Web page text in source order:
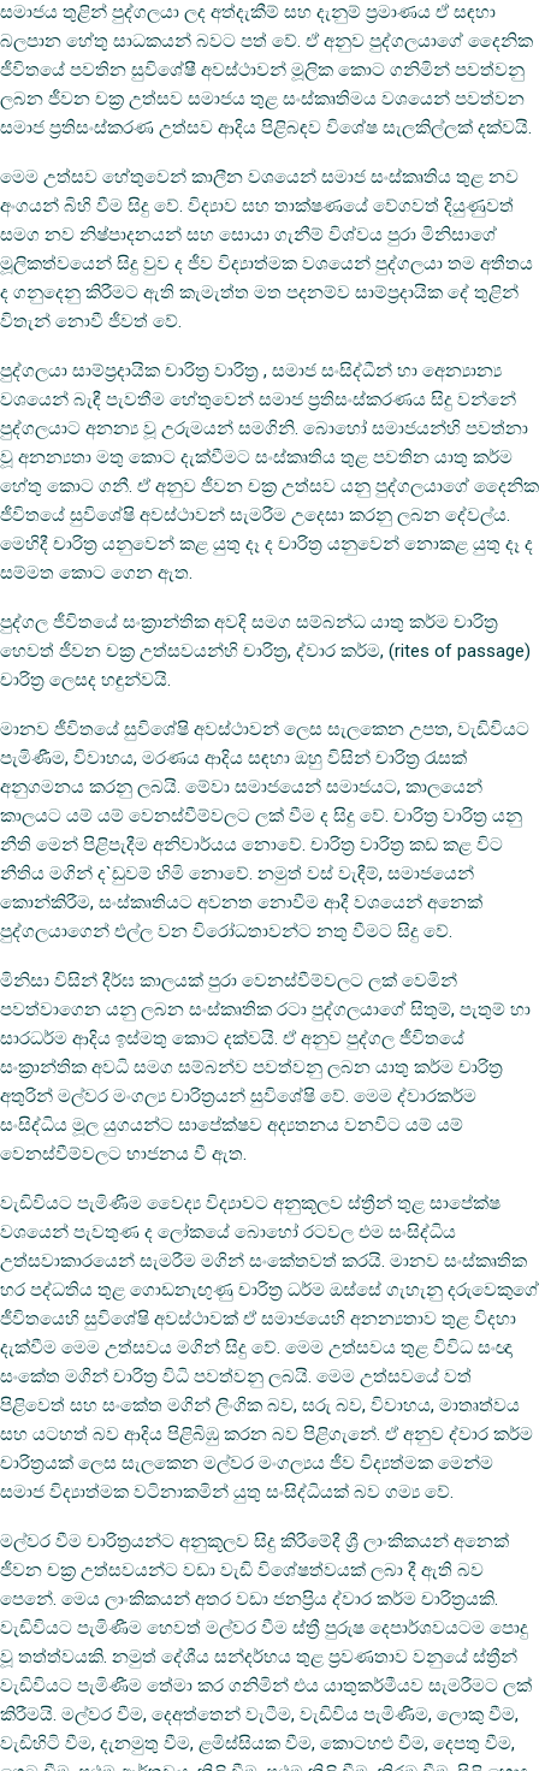
සමාජය තුළින් පුද්ගලයා ලද අත්දැකීම් සහ දැනුම් ප්‍රමාණය ඒ සඳහා
බලපාන හේතු සාධකයන් බවට පත් වේ. ඒ අනුව පුද්ගලයාගේ දෛනික
ජීවිතයේ පවතින සුවිශේෂී අවස්‌ථාවන් මූලික කොට ගනිමින් පවත්වනු
ලබන ජීවන චක්‍ර උත්සව සමාජය තුළ සංස්‌කෘතිමය වශයෙන් පවත්වන
සමාජ ප්‍රතිසංස්‌කරණ උත්සව ආදිය පිළිබඳව විශේෂ සැලකිල්ලක්‌ දක්‌වයි.
මෙම උත්සව හේතුවෙන් කාලීන වශයෙන් සමාජ සංස්‌කෘතිය තුළ නව
අංගයන් බිහි වීම සිදු වේ. විද්‍යාව සහ තාක්‌ෂණයේ වේගවත් දියුණුවත්
සමග නව නිෂ්පාදනයන් සහ සොයා ගැනීම් විශ්වය පුරා මිනිසාගේ
මූලිකත්වයෙන් සිදු වුව ද ජීව විද්‍යාත්මක වශයෙන් පුද්ගලයා තම අතීතය
ද ගනුදෙනු කිරීමට ඇති කැමැත්ත මත පදනම්ව සාම්ප්‍රදායික දේ තුළින්
විතැන් නොවී ජීවත් වේ.
පුද්ගලයා සාම්ප්‍රදායික චාරිත්‍ර වාරිත්‍ර , සමාජ සංසිද්ධීන් හා අෙන්‍යාන්‍ය
වශයෙන් බැඳී පැවතීම හේතුවෙන් සමාජ ප්‍රතිසංස්‌කරණය සිදු වන්නේ
පුද්ගලයාට අනන්‍ය වූ උරුමයන් සමගිනි. බොහෝ සමාජයන්හි පවත්නා
වූ අනන්‍යතා මතු කොට දැක්‌වීමට සංස්‌කෘතිය තුළ පවතින යාතු කර්ම
හේතු කොට ගනී. ඒ අනුව ජීවන චක්‍ර උත්සව යනු පුද්ගලයාගේ දෛනික
ජීවිතයේ සුවිශේෂි අවස්‌ථාවන් සැමරීම උදෙසා කරනු ලබන දේවල්ය.
මෙහිදී චාරිත්‍ර යනුවෙන් කළ යුතු දෑ ද චාරිත්‍ර යනුවෙන් නොකළ යුතු දෑ ද
සම්මත කොට ගෙන ඇත.
පුද්ගල ජීවිතයේ සංක්‍රාන්තික අවදි සමග සම්බන්ධ යාතු කර්ම චාරිත්‍ර
හෙවත් ජීවන චක්‍ර උත්සවයන්හි චාරිත්‍ර, ද්වාර කර්ම, (rites of passage)
චාරිත්‍ර ලෙසද හඳුන්වයි.
මානව ජීවිතයේ සුවිශේෂි අවස්‌ථාවන් ලෙස සැලකෙන උපත, වැඩිවියට
පැමිණීම, විවාහය, මරණය ආදිය සඳහා ඔහු විසින් චාරිත්‍ර රැසක්‌
අනුගමනය කරනු ලබයි. මේවා සමාජයෙන් සමාජයට, කාලයෙන්
කාලයට යම් යම් වෙනස්‌වීම්වලට ලක්‌ වීම ද සිදු වේ. චාරිත්‍ර වාරිත්‍ර යනු
නීති මෙන් පිළිපැදීම අනිවාර්යය නොවේ. චාරිත්‍ර වාරිත්‍ර කඩ කළ විට
නීතිය මගින් ද`ඩුවම් හිමි නොවේ. නමුත් වස්‌ වැඳීම්, සමාජයෙන්
කොන්කිරීම, සංස්‌කෘතියට අවනත නොවීම ආදී වශයෙන් අනෙක්‌
පුද්ගලයාගෙන් එල්ල වන විරෝධතාවන්ට නතු වීමට සිදු වේ.
මිනිසා විසින් දීර්ඝ කාලයක්‌ පුරා වෙනස්‌වීම්වලට ලක්‌ වෙමින්
පවත්වාගෙන යනු ලබන සංස්‌කෘතික රටා පුද්ගලයාගේ සිතුම්, පැතුම් හා
සාරධර්ම ආදිය ඉස්‌මතු කොට දක්‌වයි. ඒ අනුව පුද්ගල ජීවිතයේ
සංක්‍රාන්තික අවධි සමග සම්බන්ව පවත්වනු ලබන යාතු කර්ම චාරිත්‍ර
අතුරින් මල්වර මංගල්‍ය චාරිත්‍රයන් සුවිශේෂි වේ. මෙම ද්වාරකර්ම
සංසිද්ධිය මූල යුගයන්ට සාපේක්‌ෂව අද්‍යතනය වනවිට යම් යම්
වෙනස්‌වීම්වලට භාජනය වී ඇත.
වැඩිවියට පැමිණීම වෛද්‍ය විද්‍යාවට අනුකූලව ස්‌ත්‍රීන් තුළ සාපේක්‌ෂ
වශයෙන් පැවතුණ ද ලෝකයේ බොහෝ රටවල එම සංසිද්ධිය
උත්සවාකාරයෙන් සැමරීම මගින් සංකේතවත් කරයි. මානව සංස්‌කෘතික
හර පද්ධතිය තුළ ගොඩනැඟුණු චාරිත්‍ර ධර්ම ඔස්‌සේ ගැහැනු දරුවෙකුගේ
ජීවිතයෙහි සුවිශේෂි අවස්‌ථාවක්‌ ඒ සමාජයෙහි අනන්‍යතාව තුළ විදහා
දැක්‌වීම මෙම උත්සවය මගින් සිදු වේ. මෙම උත්සවය තුළ විවිධ සංඥා
සංකේත මගින් චාරිත්‍ර විධි පවත්වනු ලබයි. මෙම උත්සවයේ වත්
පිළිවෙත් සහ සංකේත මගින් ලිංගික බව, සරු බව, විවාහය, මාතෘත්වය
සහ යටහත් බව ආදිය පිළිබිඹු කරන බව පිළිගැනේ. ඒ අනුව ද්වාර කර්ම
චාරිත්‍රයක්‌ ලෙස සැලකෙන මල්වර මංගල්‍යය ජීව විද්‍යත්මක මෙන්ම
සමාජ විද්‍යාත්මක වටිනාකමින් යුතු සංසිද්ධියක්‌ බව ගම්‍ය වේ.
මල්වර වීම චාරිත්‍රයන්ට අනුකූලව සිදු කිරීමේදී ශ්‍රී ලාංකිකයන් අනෙක්‌
ජීවන චක්‍ර උත්සවයන්ට වඩා වැඩි විශේෂත්වයක්‌ ලබා දී ඇති බව
පෙනේ. මෙය ලාංකිකයන් අතර වඩා ජනප්‍රිය ද්වාර කර්ම චාරිත්‍රයකි.
වැඩිවියට පැමිණීම හෙවත් මල්වර වීම ස්‌ත්‍රී පුරුෂ දෙපාර්ශවයටම පොදු
වූ තත්ත්වයකි. නමුත් දේශීය සන්දර්භය තුළ ප්‍රවණතාව වනුයේ ස්‌ත්‍රීන්
වැඩිවියට පැමිණීම තේමා කර ගනිමින් එය යාතුකර්මීයව සැමරීමට ලක්‌
කිරීමයි. මල්වර වීම, දෙඅත්තෙන් වැටීම, වැඩිවිය පැමිණීම, ලොකු වීම,
වැඩිහිටි වීම, දැනමුතු වීම, ළමිස්‌සියක වීම, කොටහළු වීම, දෙපතු වීම,